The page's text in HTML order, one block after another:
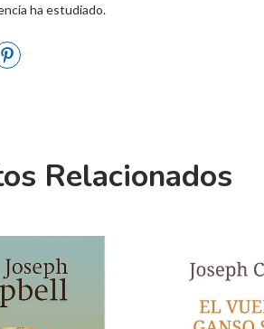
ha estudiado.
Relacionados